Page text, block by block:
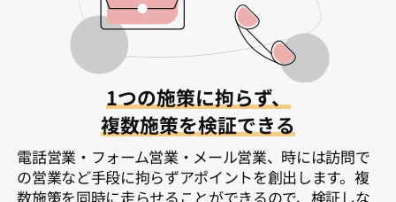
1つの施策に拘らず、
複数施策を検証できる
電話営業・フォーム営業・メール営業、時には訪問で
の営業など手段に拘らずアポイントを創出します。複
数施策を同時に走らせることができるので、検証しな